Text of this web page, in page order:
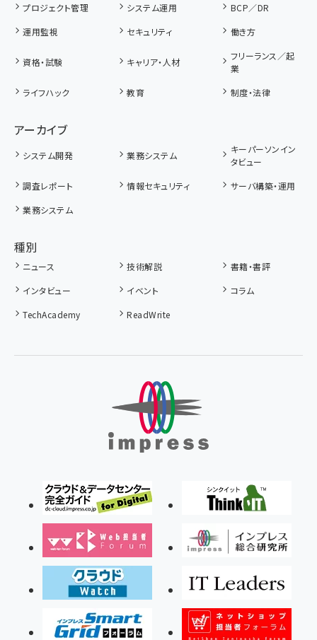
プロジェクト管理
システム運用
BCP／DR
運用監視
セキュリティ 働き方
資格・試験 キャリア・人材
フリーランス／起
業
ライフハック
教育 制度・法律
アーカイブ
システム開発 業務システム
キーパーソンイン
タビュー
調査レポート
情報セキュリティ
サーバ構築・運用
業務システム
種別
ニュース 技術解説
書籍・書評
インタビュー
イベント
コラム
TechAcademy
ReadWrite